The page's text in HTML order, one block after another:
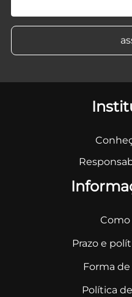
Prazo e
Forma
Política